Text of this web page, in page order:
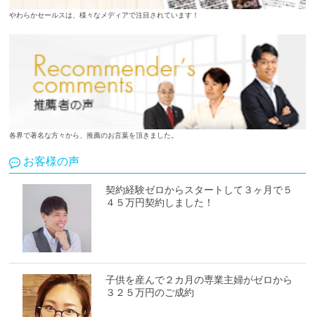
やわらかセールスは、様々なメディアで注目されています！
各界で著名な方々から、推薦のお言葉を頂きました。
お客様の声
契約経験ゼロからスタートして３ヶ月で５
４５万円契約しました！
子供を産んで２カ月の専業主婦がゼロから
３２５万円のご成約